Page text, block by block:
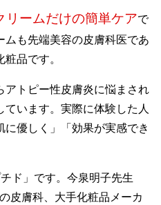
リームだけの簡単ケアで
も先端美容の皮膚科医であ
品です。
アトピー性皮膚炎に悩まされ
います。実際に体験した人
優しく」「効果が実感でき
ド」です。今泉明子先生
皮膚科、大手化粧品メーカ